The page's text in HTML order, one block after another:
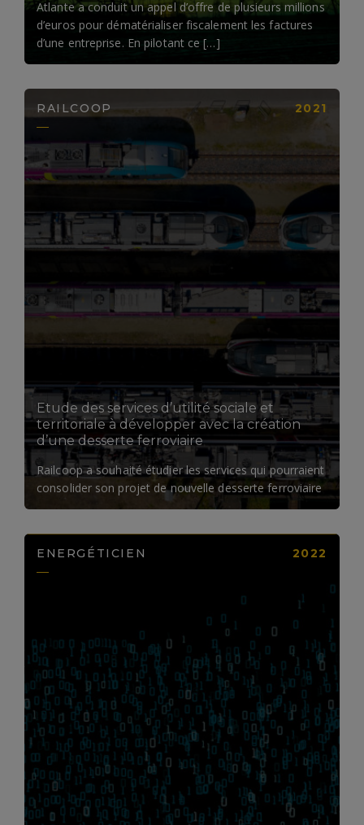
Atlante a conduit un appel d’offre de plusieurs millions
d’euros pour dématérialiser fiscalement les factures
d’une entreprise. En pilotant ce […]
RAILCOOP 2021
Etude des services d’utilité sociale et
territoriale à développer avec la création
d’une desserte ferroviaire
Railcoop a souhaité étudier les services qui pourraient
consolider son projet de nouvelle desserte ferroviaire
ENERGÉTICIEN 2022
LIRE LA SUITE